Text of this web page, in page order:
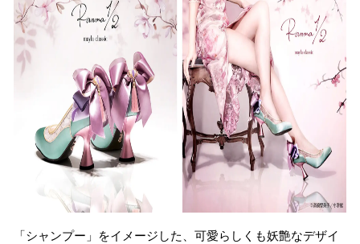
「シャンプー」をイメージした、可愛らしくも妖艶なデザイ